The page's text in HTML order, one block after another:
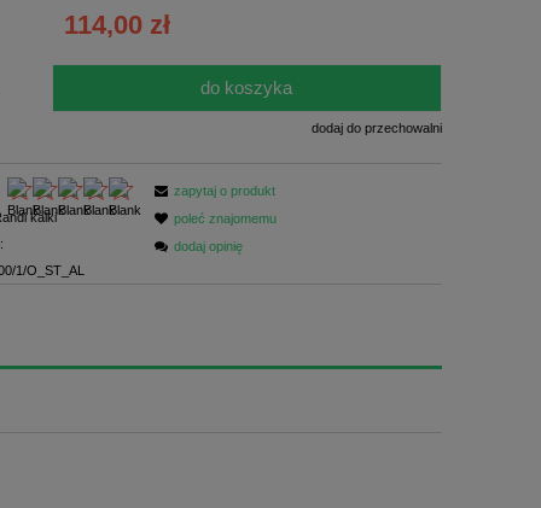
zawiera ewentualnych kosztów
114,00 zł
do koszyka
dodaj do przechowalni
kalki
1/O_ST_AL
zapytaj o produkt
poleć znajomemu
dodaj opinię